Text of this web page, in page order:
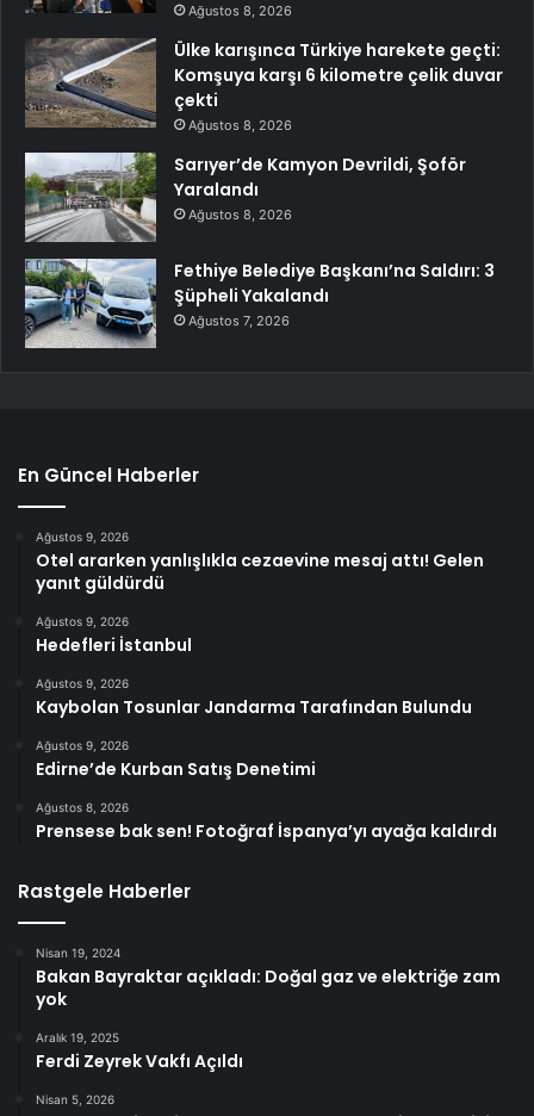
Ağustos 8, 2026
Ülke karışınca Türkiye harekete geçti:
Komşuya karşı 6 kilometre çelik duvar
çekti
Ağustos 8, 2026
Sarıyer’de Kamyon Devrildi, Şoför
Yaralandı
Ağustos 8, 2026
Fethiye Belediye Başkanı’na Saldırı: 3
Şüpheli Yakalandı
Ağustos 7, 2026
En Güncel Haberler
Ağustos 9, 2026
Otel ararken yanlışlıkla cezaevine mesaj attı! Gelen
yanıt güldürdü
Ağustos 9, 2026
Hedefleri İstanbul
Ağustos 9, 2026
Kaybolan Tosunlar Jandarma Tarafından Bulundu
Ağustos 9, 2026
Edirne’de Kurban Satış Denetimi
Ağustos 8, 2026
Prensese bak sen! Fotoğraf İspanya’yı ayağa kaldırdı
Rastgele Haberler
Nisan 19, 2024
Bakan Bayraktar açıkladı: Doğal gaz ve elektriğe zam
yok
Aralık 19, 2025
Ferdi Zeyrek Vakfı Açıldı
Nisan 5, 2026